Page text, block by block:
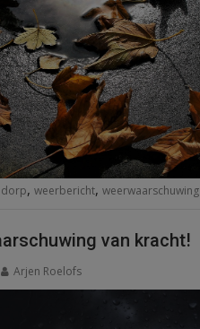
dorp, weerbericht, weerwaarschuwing
van kracht!
Arjen Roelofs